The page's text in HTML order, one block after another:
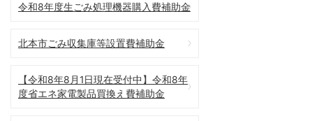
令和8年度生ごみ処理機器購入費補助金
北本市ごみ収集庫等設置費補助金
【令和8年8月1日現在受付中】令和8年
度省エネ家電製品買換え費補助金